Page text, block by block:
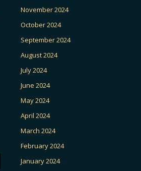
November 2024
October 2024
September 2024
August 2024
July 2024
June 2024
May 2024
April 2024
March 2024
February 2024
January 2024